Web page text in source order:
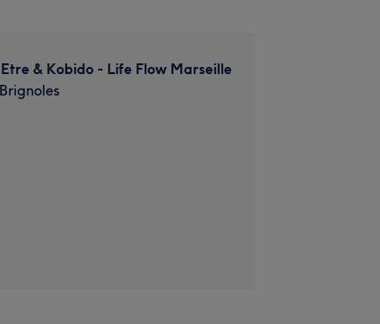
& Kobido - Life Flow Marseille